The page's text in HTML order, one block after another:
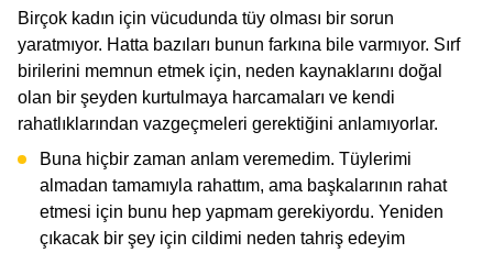
Birçok kadın için vücudunda tüy olması bir sorun
yaratmıyor. Hatta bazıları bunun farkına bile varmıyor. Sırf
birilerini memnun etmek için, neden kaynaklarını doğal
olan bir şeyden kurtulmaya harcamaları ve kendi
rahatlıklarından vazgeçmeleri gerektiğini anlamıyorlar.
Buna hiçbir zaman anlam veremedim. Tüylerimi
almadan tamamıyla rahattım, ama başkalarının rahat
etmesi için bunu hep yapmam gerekiyordu. Yeniden
çıkacak bir şey için cildimi neden tahriş edeyim